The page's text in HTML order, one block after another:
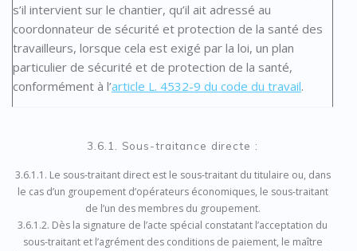
s’il intervient sur le chantier, qu’il ait adressé au
coordonnateur de sécurité et protection de la santé des
travailleurs, lorsque cela est exigé par la loi, un plan
particulier de sécurité et de protection de la santé,
conformément à l’article L. 4532-9 du code du travail.
3.6.1. Sous-traitance directe :
3.6.1.1. Le sous-traitant direct est le sous-traitant du titulaire ou, dans
le cas d’un groupement d’opérateurs économiques, le sous-traitant
de l’un des membres du groupement.
3.6.1.2. Dès la signature de l’acte spécial constatant l’acceptation du
sous-traitant et l’agrément des conditions de paiement, le maître